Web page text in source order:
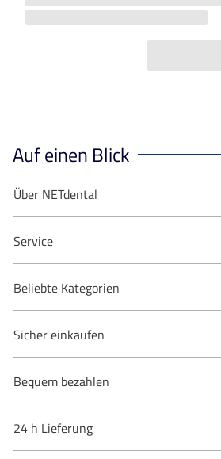
Auf einen Blick
Über NETdental
Service
Beliebte Kategorien
Sicher einkaufen
Bequem bezahlen
24 h Lieferung